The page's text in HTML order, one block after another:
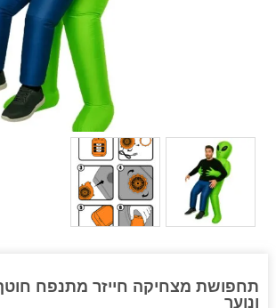
תחפושת מצחיקה חייזר מתנפח
ונוער